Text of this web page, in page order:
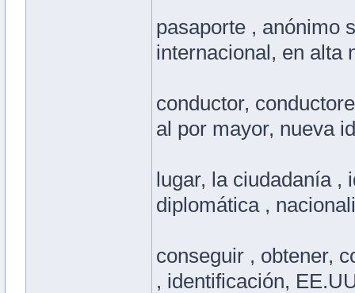
pasaporte , anónimo
internacional, en alta
conductor,
al por mayor, nueva
lugar, la ciudadanía ,
diplomática ,
conseguir , obtener,
, identificación,